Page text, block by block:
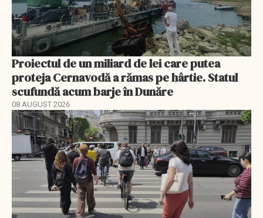
Proiectul de un miliard de lei care putea
proteja Cernavodă a rămas pe hârtie. Statul
scufundă acum barje în Dunăre
08 AUGUST 2026